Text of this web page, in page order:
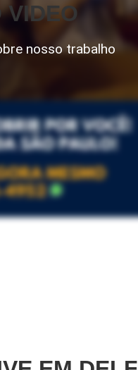
VIDEO
nosso trabalho